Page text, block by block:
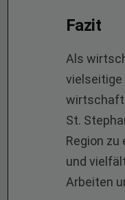
Fazit
Als
vielseitige
St.
Region
und
Arbeiten